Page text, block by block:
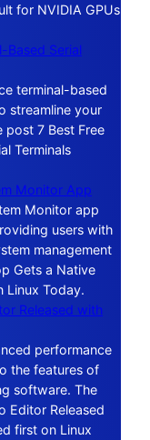
for NVIDIA GPUs
Based Serial
terminal-based
streamline your
post 7 Best Free
Terminals
Monitor App
Monitor app
users with
management
Gets a Native
Linux Today.
Released with
performance
the features of
software. The
Editor Released
first on Linux